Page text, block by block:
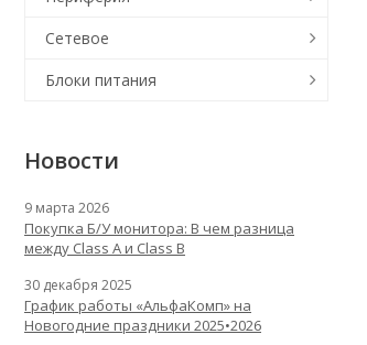
Сетевое
Блоки питания
Новости
9 марта 2026
Покупка Б/У монитора: В чем разница
между Class A и Class B
30 декабря 2025
График работы «АльфаКомп» на
Новогодние праздники 2025•2026